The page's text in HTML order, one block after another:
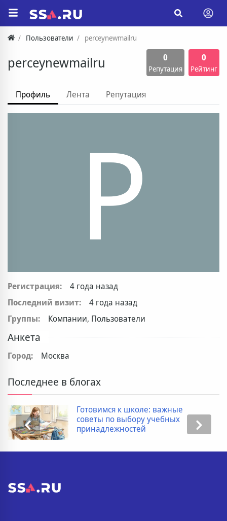
Пользователи perceynewmailru
perceynewmailru 0
Репутация
0
Рейтинг
Профиль Лента Репутация
P
Регистрация:
4 года назад
Последний визит:
4 года назад
Группы:
Компании, Пользователи
Анкета
Город: Москва
Последнее в блогах
Готовимся к школе: важные
советы по выбору учебных
принадлежностей